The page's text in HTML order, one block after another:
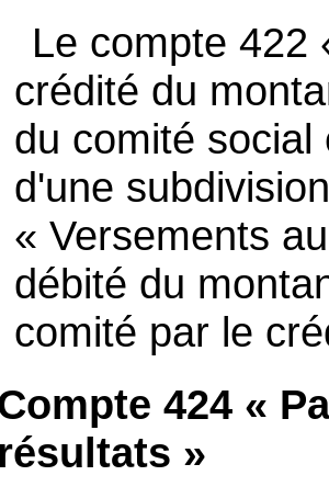
Le compte 422
crédité du
du comité
d'une
« Versements
débité du
comité par le
424 «
»